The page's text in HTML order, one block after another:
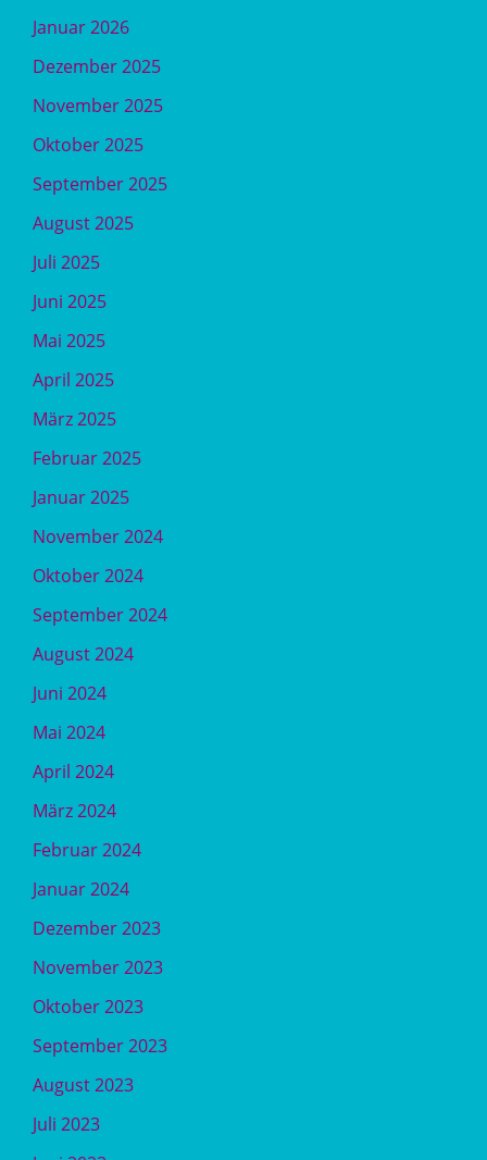
Januar 2026
Dezember 2025
November 2025
Oktober 2025
September 2025
August 2025
Juli 2025
Juni 2025
Mai 2025
April 2025
März 2025
Februar 2025
Januar 2025
November 2024
Oktober 2024
September 2024
August 2024
Juni 2024
Mai 2024
April 2024
März 2024
Februar 2024
Januar 2024
Dezember 2023
November 2023
Oktober 2023
September 2023
August 2023
Juli 2023